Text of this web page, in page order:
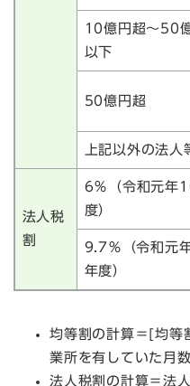
10億円超～50
以下
50億円超
上記以外の法人
法人税
割
6％（令和元年
度）
9.7％（令和元
年度）
均等割の計算＝[均
業所を有していた月
法人税割の計算＝法